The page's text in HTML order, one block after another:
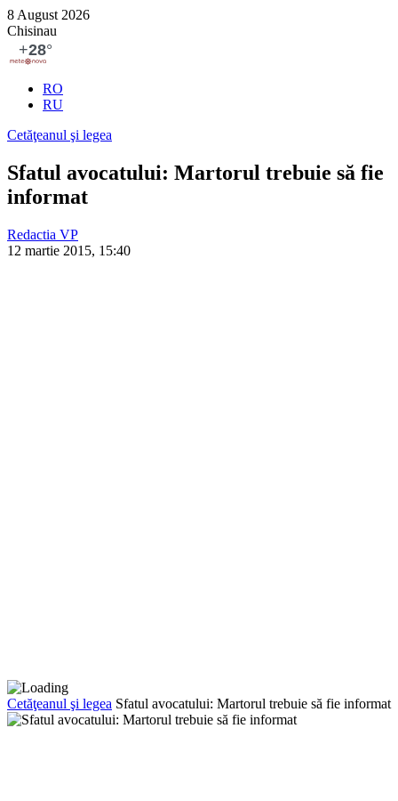
8 August 2026
Chisinau
RO
RU
Cetăţeanul şi legea
Sfatul avocatului: Martorul trebuie să fie
informat
Redactia VP
12 martie 2015, 15:40
Cetăţeanul şi legea Sfatul avocatului: Martorul trebuie să fie informat